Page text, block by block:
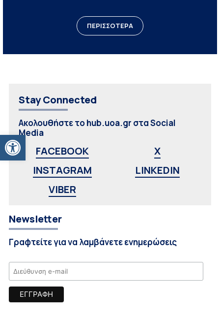
Ανοίξτε τη γραμμή εργαλείων
ΠΕΡΙΣΣΟΤΕΡΑ
Stay Connected
Ακολουθήστε το hub.uoa.gr στα Social
Media
FACEBOOK
X
INSTAGRAM
LINKEDIN
VIBER
Newsletter
Γραφτείτε για να λαμβάνετε ενημερώσεις